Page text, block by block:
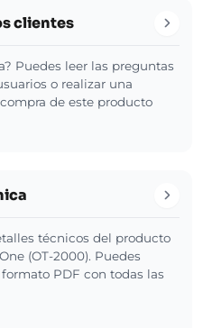
clientes
Puedes leer las preguntas
o realizar una
de este producto
técnicos del producto
(OT-2000). Puedes
PDF con todas las